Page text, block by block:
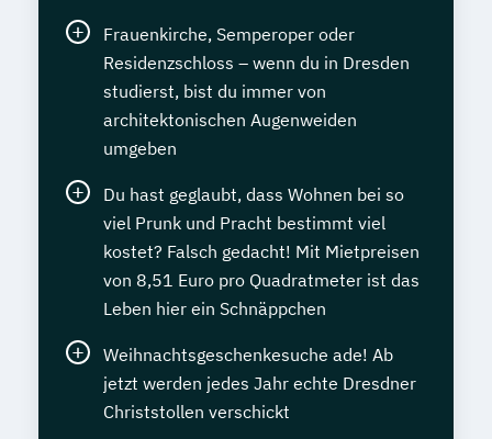
Frauenkirche, Semperoper oder
Residenzschloss – wenn du in Dresden
studierst, bist du immer von
architektonischen Augenweiden
umgeben
Du hast geglaubt, dass Wohnen bei so
viel Prunk und Pracht bestimmt viel
kostet? Falsch gedacht! Mit Mietpreisen
von 8,51 Euro pro Quadratmeter ist das
Leben hier ein Schnäppchen
Weihnachtsgeschenkesuche ade! Ab
jetzt werden jedes Jahr echte Dresdner
Christstollen verschickt